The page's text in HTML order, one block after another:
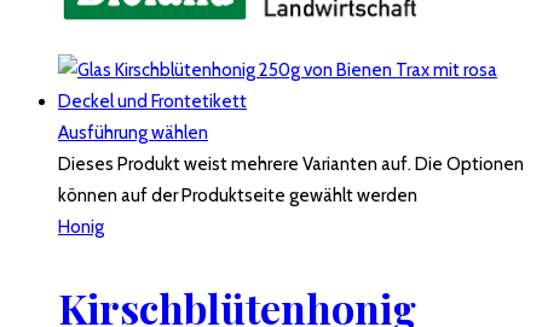
Ausführung wählen
Dieses Produkt weist mehrere Varianten auf. Die Optionen
können auf der Produktseite gewählt werden
Honig
Kirschblütenhonig